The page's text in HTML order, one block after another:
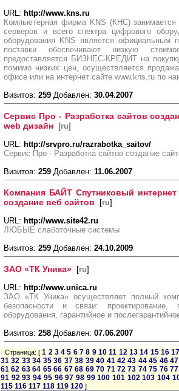
URL: http://www.kns.ru
Компьютерная фирма KNS (КНС) занимается
серверов и всего спектра цифрового
оборудования KNS является официальным
поставки обеспечивают низкую
предоставляется БИЗНЕС-КРЕДИТ на
помимо низких цен, осуществляется
офисе или на интернет сайте www.kns.ru по
Визитов: 259 Добавлен: 30.04.2007
Сервис Про - Разработка сайтов
web дизайн [ru]
URL: http://srvpro.ru/razrabotka_saitov/
Сервис Про - Разработка сайтов создание
Визитов: 259 Добавлен: 11.06.2007
Компания БАЙТ Спутниковый
создание веб сайтов [ru]
URL: http://www.site42.ru
ЛЮБЫЕ слаботочные системы
Визитов: 259 Добавлен: 24.10.2009
ЗАО «ТК Уника» [ru]
URL: http://www.unica.ru
ЗАО «ТК Уника» осуществляет полный
безопасности и связи: проектирование,
оборудования, гарантийное и
Визитов: 258 Добавлен: 07.06.2007
Страница: [1 2 3 4 5 6 7 8 9 10 11 12 13 14 15 16
31 32 33 34 35 36 37 38 39 40 41 42 43 44 45 46 47
61 62 63 64 65 66 67 68 69 70 71 72 73 74 75 76 77
91 92 93 94 95 96 97 98 99 100 101 102 103 104
115 116 117 118 119 120 ]